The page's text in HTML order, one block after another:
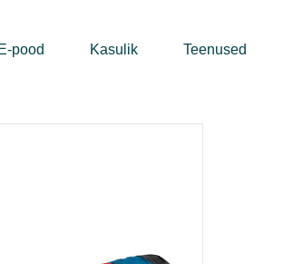
E-pood Kasulik Teenused